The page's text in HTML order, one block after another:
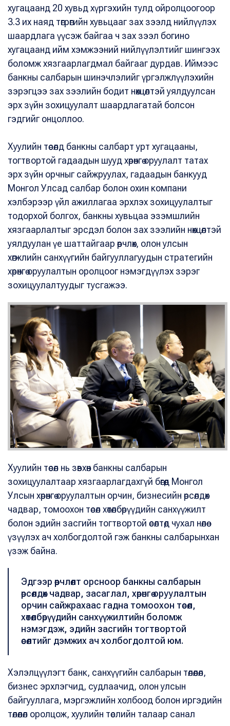
хугацаанд 20 хувьд хүргэхийн тулд ойролцоогоор
3.3 их наяд төгрөгийн хувьцааг зах зээлд нийлүүлэх
шаардлага үүсэж байгаа ч зах зээл богино
хугацаанд ийм хэмжээний нийлүүлэлтийг шингээх
боломж хязгаарлагдмал байгааг дурдав. Иймээс
банкны салбарын шинэчлэлийг үргэлжлүүлэхийн
зэрэгцээ зах зээлийн бодит нөхцөлтэй уялдуулсан
эрх зүйн зохицуулалт шаардлагатай болсон
гэдгийг онцоллоо.
Хуулийн төсөлд банкны салбарт урт хугацааны,
тогтвортой гадаадын шууд хөрөнгө оруулалт татах
эрх зүйн орчныг сайжруулах, гадаадын банкууд
Монгол Улсад салбар болон охин компани
хэлбэрээр үйл ажиллагаа эрхлэх зохицуулалтыг
тодорхой болгох, банкны хувьцаа эзэмшлийн
хязгаарлалтыг эрсдэл болон зах зээлийн нөхцөлтэй
уялдуулан үе шаттайгаар өөрчлөх, олон улсын
хөгжлийн санхүүгийн байгууллагуудын стратегийн
хөрөнгө оруулалтын оролцоог нэмэгдүүлэх зэрэг
зохицуулалтуудыг тусгажээ.
Хуулийн төсөл нь зөвхөн банкны салбарын
зохицуулалтаар хязгаарлагдахгүй бөгөөд Монгол
Улсын хөрөнгө оруулалтын орчин, бизнесийн өрсөлдөх
чадвар, томоохон төсөл хөтөлбөрүүдийн санхүүжилт
болон эдийн засгийн тогтвортой өсөлтөд чухал нөлөө
үзүүлэх ач холбогдолтой гэж банкны салбарынхан
үзэж байна.
Эдгээр өөрчлөлт орсноор банкны салбарын
өрсөлдөх чадвар, засаглал, хөрөнгө оруулалтын
орчин сайжрахаас гадна томоохон төсөл,
хөтөлбөрүүдийн санхүүжилтийн боломж
нэмэгдэж, эдийн засгийн тогтвортой
өсөлтийг дэмжих ач холбогдолтой юм.
Хэлэлцүүлэгт банк, санхүүгийн салбарын төлөөлөл,
бизнес эрхлэгчид, судлаачид, олон улсын
байгууллага, мэргэжлийн холбоод болон иргэдийн
төлөөлөл оролцож, хуулийн төслийн талаар санал